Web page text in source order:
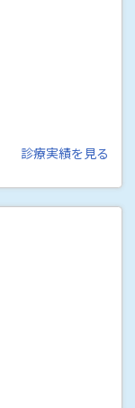
診療実績を見る